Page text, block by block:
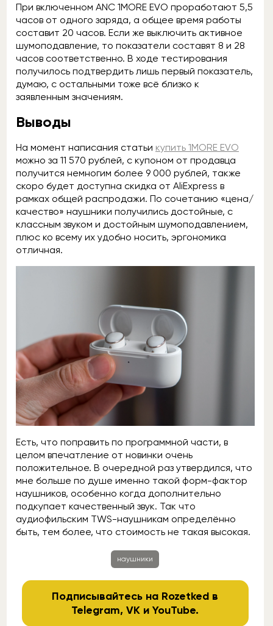
При включенном ANC 1MORE EVO проработают 5,5
часов от одного заряда, а общее время работы
составит 20 часов. Если же выключить активное
шумоподавление, то показатели составят 8 и 28
часов соответственно. В ходе тестирования
получилось подтвердить лишь первый показатель,
думаю, с остальными тоже всё близко к
заявленным значениям.
Выводы
На момент написания статьи купить 1MORE EVO
можно за 11 570 рублей, с купоном от продавца
получится немногим более 9 000 рублей, также
скоро будет доступна скидка от AliExpress в
рамках общей распродажи. По сочетанию «цена/
качество» наушники получились достойные, с
классным звуком и достойным шумоподавлением,
плюс ко всему их удобно носить, эргономика
отличная.
Есть, что поправить по программной части, в
целом впечатление от новинки очень
положительное. В очередной раз утвердился, что
мне больше по душе именно такой форм-фактор
наушников, особенно когда дополнительно
подкупает качественный звук. Так что
аудиофильским TWS-наушникам определённо
быть, тем более, что стоимость не такая высокая.
наушники
Подписывайтесь на Rozetked в
Telegram,VK иYouTube.